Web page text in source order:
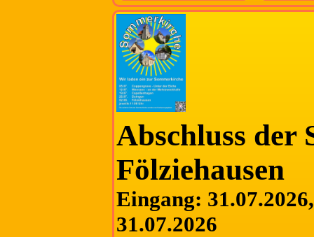
Abschluss der
Fölziehausen
Eingang:
31.07.2026